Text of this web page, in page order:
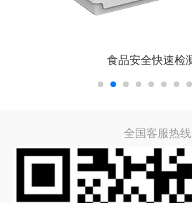
食品安全快速检测仪
全国客服热线